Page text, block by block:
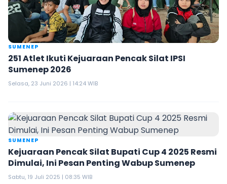
SUMENEP
251 Atlet Ikuti Kejuaraan Pencak Silat IPSI
Sumenep 2026
Selasa, 23 Juni 2026 | 14:24 WIB
SUMENEP
Kejuaraan Pencak Silat Bupati Cup 4 2025 Resmi
Dimulai, Ini Pesan Penting Wabup Sumenep
Sabtu, 19 Juli 2025 | 08:35 WIB